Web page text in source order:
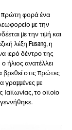
Captcha
πρώτη φορά ένα
με την
με την τιμή και
λέξη Fusang, η
ιερό δέντρο της
ήλιος ανατέλλει
βρεθεί στις πρώτες
γραμμένες με
Ιαπωνίας, το οποίο